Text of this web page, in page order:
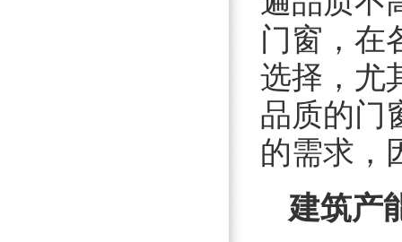
门窗，在
选择，尤
品质的门
的需求，
建筑产